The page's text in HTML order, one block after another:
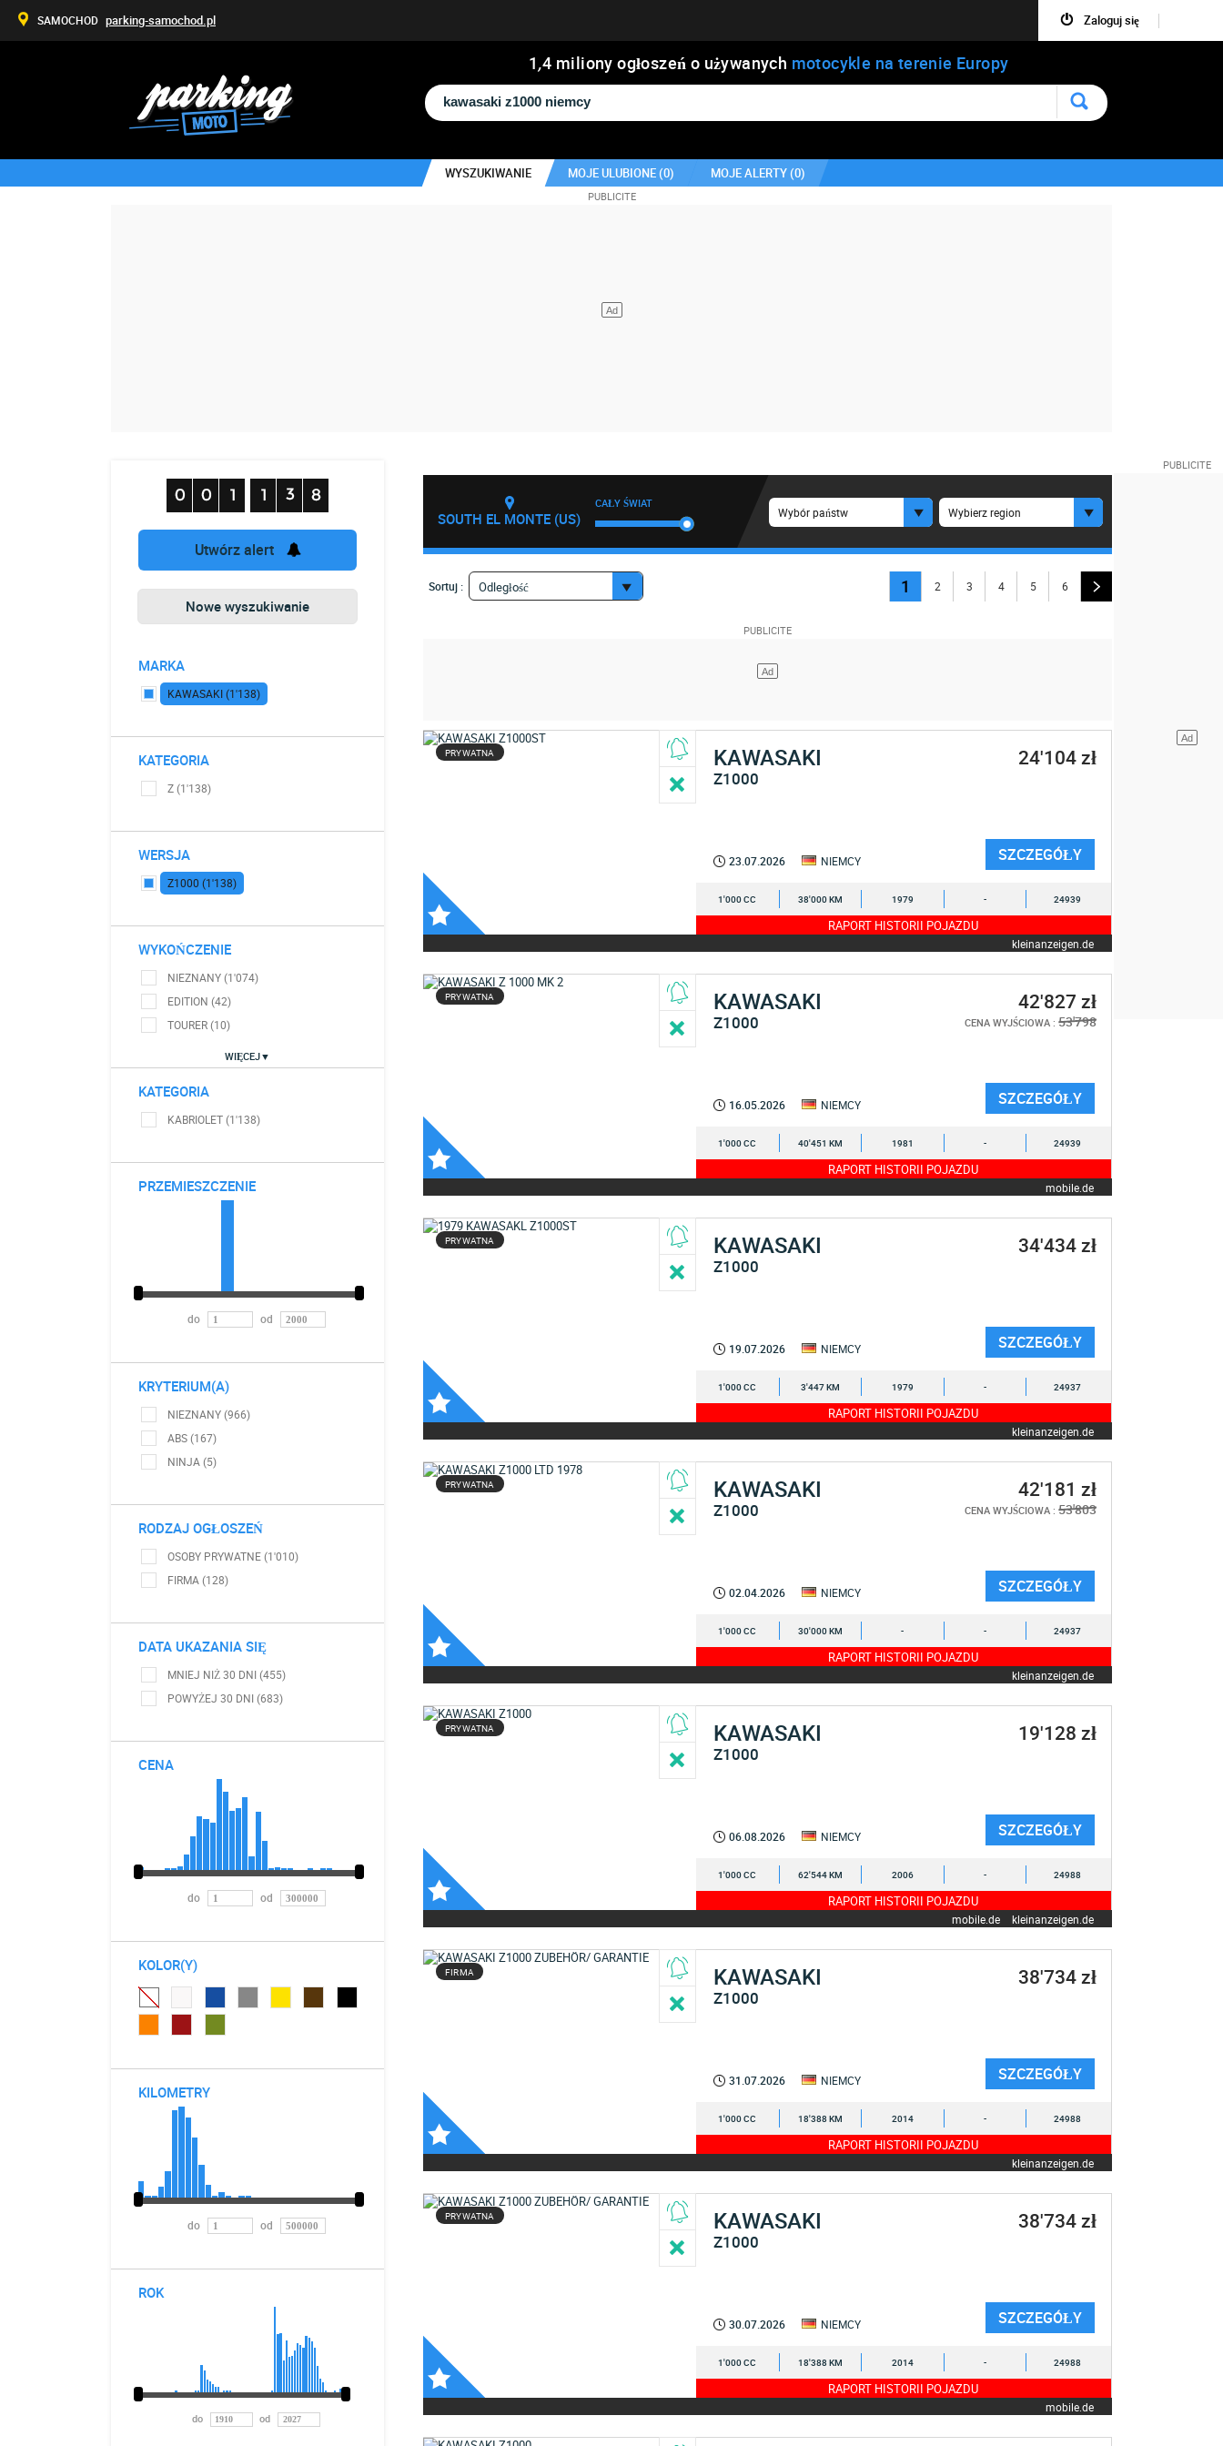
1,4 miliony ogłoszeń o używanych motocykle na terenie Europy
WYSZUKIWANIE MOJE ULUBIONE (0) MOJE ALERTY (0)
Utwórz alert
Nowe wyszukiwanie
MARKA
KAWASAKI (1'138)
KATEGORIA
Z (1'138)
WERSJA
Z1000 (1'138)
WYKOŃCZENIE
NIEZNANY (1'074)
EDITION (42)
TOURER (10)
WIĘCEJ▼
KATEGORIA
KABRIOLET (1'138)
PRZEMIESZCZENIE
do od
KRYTERIUM(A)
NIEZNANY (966)
ABS (167)
NINJA (5)
RODZAJ OGŁOSZEŃ
OSOBY PRYWATNE (1'010)
FIRMA (128)
DATA UKAZANIA SIĘ
MNIEJ NIŻ 30 DNI (455)
POWYŻEJ 30 DNI (683)
CENA
do od
KOLOR(Y)
KILOMETRY
do od
ROK
SOUTH EL MONTE (US)
CAŁY ŚWIAT
Wybór państw Wybierz region
Sortuj : Odległość 1 2 3 4 5 6
PRYWATNA KAWASAKI
Z1000
24'104 zł
23.07.2026 NIEMCY SZCZEGÓŁY
1'000 CC 38'000 KM 1979 - 24939
RAPORT HISTORII POJAZDU
kleinanzeigen.de
PRYWATNA KAWASAKI
Z1000
42'827 zł
CENA WYJŚCIOWA : 53'798
16.05.2026 NIEMCY SZCZEGÓŁY
1'000 CC 40'451 KM 1981 - 24939
RAPORT HISTORII POJAZDU
mobile.de
PRYWATNA KAWASAKI
Z1000
34'434 zł
19.07.2026 NIEMCY SZCZEGÓŁY
1'000 CC 3'447 KM 1979 - 24937
RAPORT HISTORII POJAZDU
kleinanzeigen.de
PRYWATNA KAWASAKI
Z1000
42'181 zł
CENA WYJŚCIOWA : 53'803
02.04.2026 NIEMCY SZCZEGÓŁY
1'000 CC 30'000 KM - - 24937
RAPORT HISTORII POJAZDU
kleinanzeigen.de
PRYWATNA KAWASAKI
Z1000
19'128 zł
06.08.2026 NIEMCY SZCZEGÓŁY
1'000 CC 62'544 KM 2006 - 24988
RAPORT HISTORII POJAZDU
mobile.de kleinanzeigen.de
FIRMA KAWASAKI
Z1000
38'734 zł
31.07.2026 NIEMCY SZCZEGÓŁY
1'000 CC 18'388 KM 2014 - 24988
RAPORT HISTORII POJAZDU
kleinanzeigen.de
PRYWATNA KAWASAKI
Z1000
38'734 zł
30.07.2026 NIEMCY SZCZEGÓŁY
1'000 CC 18'388 KM 2014 - 24988
RAPORT HISTORII POJAZDU
mobile.de
Zaloguj się
SAMOCHOD parking-samochod.pl